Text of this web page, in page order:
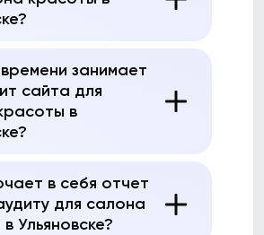
занимает
сайта для
в
в себя отчет
для салона
Ульяновске?